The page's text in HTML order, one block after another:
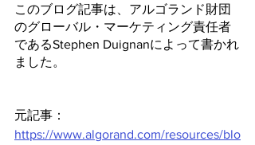
このブログ記事は、アルゴランド財団
のグローバル・マーケティング責任者
であるStephen Duignanによって書かれ
ました。
元記事：
https://www.algorand.com/resources/blo